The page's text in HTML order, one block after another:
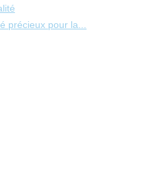
précieux pour la...